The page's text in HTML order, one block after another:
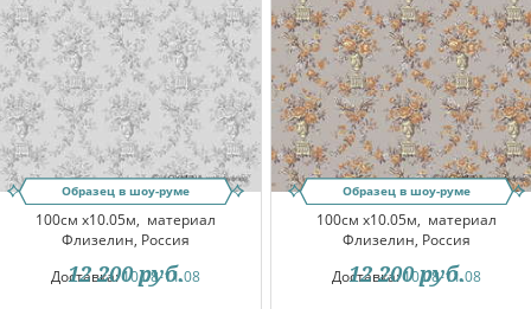
Образец в шоу-руме
100см x10.05м, материал
Флизелин, Россия
Доставка:10.08-11.08
12 200 руб.
Образец в шоу-руме
100см x10.05м, материал
Флизелин, Россия
Доставка:10.08-11.08
12 200 руб.